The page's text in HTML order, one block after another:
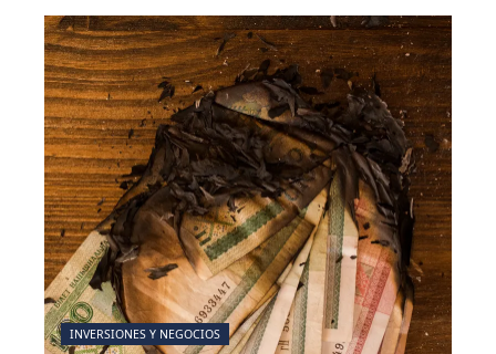
INVERSIONES Y NEGOCIOS